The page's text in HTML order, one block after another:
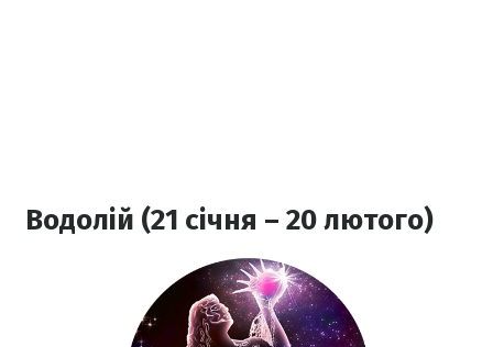
Водолій (21 січня – 20 лютого)